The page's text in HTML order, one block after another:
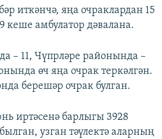
иткәнчә, яңа очраклардан 15
кеше амбулатор дәвалана.
– 11, Чүпрләре районында –
өч яңа очрак теркәлгән.
берешәр очрак булган.
иртәсенә барлыгы 3928
узган тәүлектә аларның